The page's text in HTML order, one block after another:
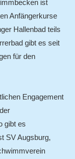
ist
Anfängerkurse
Hallenbad teils
gibt es seit
für den
Engagement
gibt es
SV Augsburg,